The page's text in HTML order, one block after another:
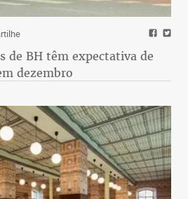
de BH têm expectativa de
dezembro